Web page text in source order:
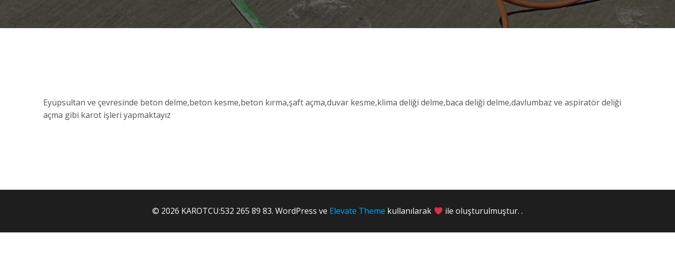
Eyüpsultan ve çevresinde beton delme,beton kesme,beton kırma,şaft açma,duvar kesme,klima deliği delme,baca deliği delme,davlumbaz ve aspiratör deliği
açma gibi karot işleri yapmaktayız
© 2026 KAROTCU:532 265 89 83. WordPress ve Elevate Theme kullanılarak ile oluşturulmuştur. .